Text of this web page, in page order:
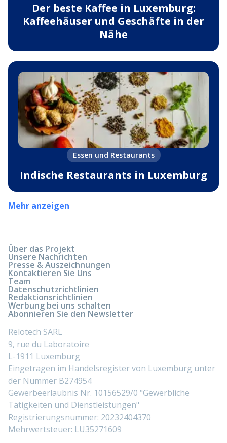
Der beste Kaffee in Luxemburg:
Kaffeehäuser und Geschäfte in der
Nähe
Essen und Restaurants
Indische Restaurants in Luxemburg
Mehr anzeigen
Über das Projekt
Unsere Nachrichten
Presse & Auszeichnungen
Kontaktieren Sie Uns
Team
Datenschutzrichtlinien
Redaktionsrichtlinien
Werbung bei uns schalten
Abonnieren Sie den Newsletter
Relotech SARL
9, rue du Laboratoire
L-1911 Luxemburg
Eingetragen im Handelsregister von Luxemburg unter
der Nummer B274954
Gewerbeerlaubnis Nr. 10156529/0 "Gewerbliche
Tätigkeiten und Dienstleistungen"
Registrierungsnummer: 20232404370
Mehrwertsteuer: LU35271609